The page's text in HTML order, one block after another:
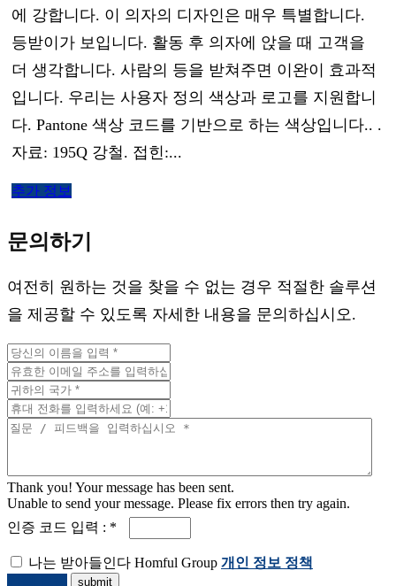
에 강합니다. 이 의자의 디자인은 매우 특별합니다.
등받이가 보입니다. 활동 후 의자에 앉을 때 고객을
더 생각합니다. 사람의 등을 받쳐주면 이완이 효과적
입니다. 우리는 사용자 정의 색상과 로고를 지원합니
다. Pantone 색상 코드를 기반으로 하는 색상입니다.. .
자료: 195Q 강철. 접힌:...
추가 정보
문의하기
여전히 원하는 것을 찾을 수 없는 경우 적절한 솔루션
을 제공할 수 있도록 자세한 내용을 문의하십시오.
Thank you! Your message has been sent.
Unable to send your message. Please fix errors then try again.
인증 코드 입력 : *
나는 받아들인다 Homful Group 개인 정보 정책